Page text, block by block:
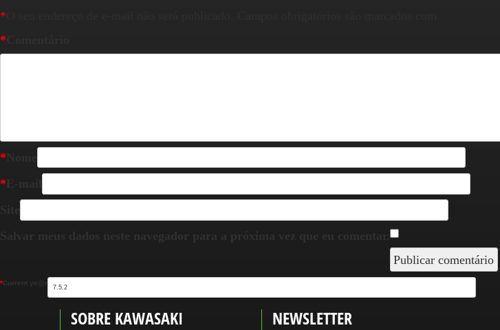
*
*
*
*
Current ye@r
*
SOBRE KAWASAKI NEWSLETTER